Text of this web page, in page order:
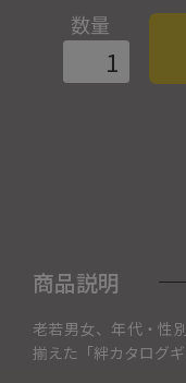
数量
商品説明
老若男女、年代・性
揃えた「絆カタログギ